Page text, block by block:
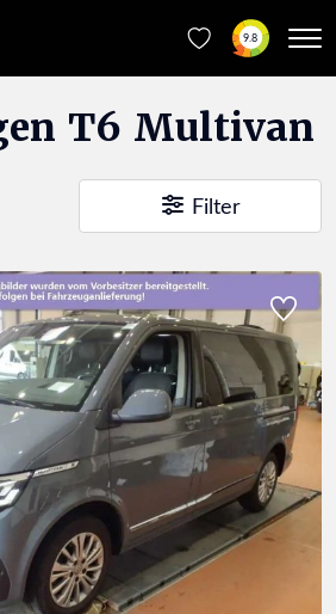
9.8
T6 Multivan
Filter